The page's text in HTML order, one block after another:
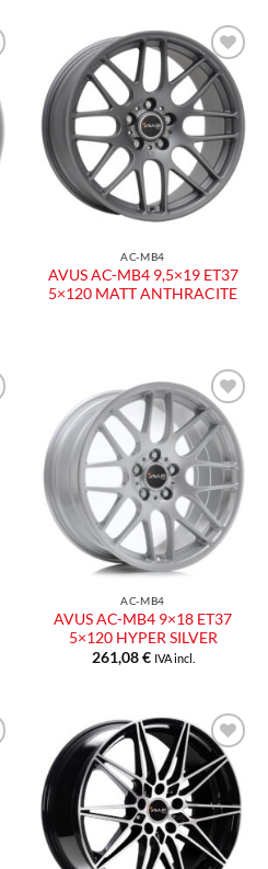
AC-MB4
AVUS AC-MB4 9,5×19 ET37
5×120 MATT ANTHRACITE
AC-MB4
AVUS AC-MB4 9×18 ET37
5×120 HYPER SILVER
261,08€ IVA incl.